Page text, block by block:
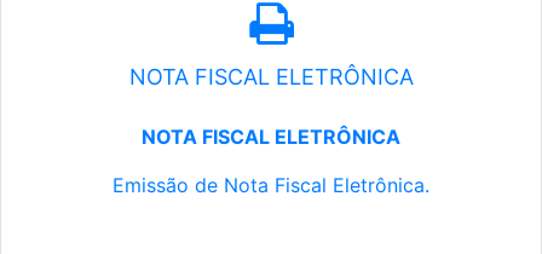
NOTA FISCAL ELETRÔNICA
NOTA FISCAL ELETRÔNICA
Emissão de Nota Fiscal Eletrônica.